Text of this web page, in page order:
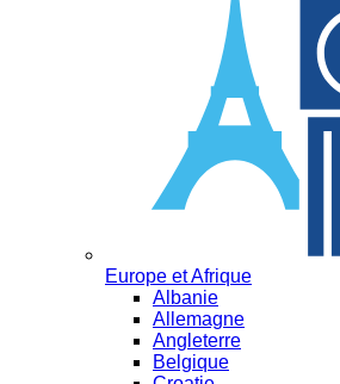
Europe et Afrique
Albanie
Allemagne
Angleterre
Belgique